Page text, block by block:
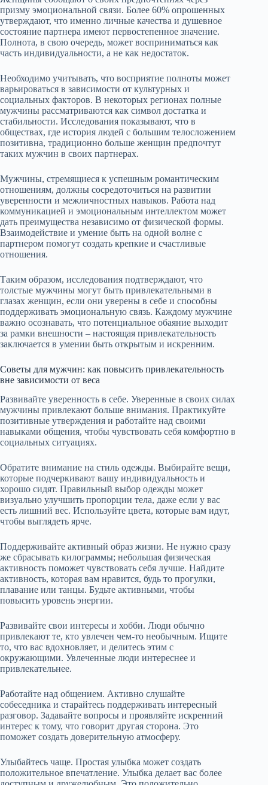
призму эмоциональной связи. Более 60% опрошенных
утверждают, что именно личные качества и душевное
состояние партнера имеют первостепенное значение.
Полнота, в свою очередь, может восприниматься как
часть индивидуальности, а не как недостаток.
Необходимо учитывать, что восприятие полноты может
варьироваться в зависимости от культурных и
социальных факторов. В некоторых регионах полные
мужчины рассматриваются как символ достатка и
стабильности. Исследования показывают, что в
обществах, где история людей с большим телосложением
позитивна, традиционно больше женщин предпочтут
таких мужчин в своих партнерах.
Мужчины, стремящиеся к успешным романтическим
отношениям, должны сосредоточиться на развитии
уверенности и межличностных навыков. Работа над
коммуникацией и эмоциональным интеллектом может
дать преимущества независимо от физической формы.
Взаимодействие и умение быть на одной волне с
партнером помогут создать крепкие и счастливые
отношения.
Таким образом, исследования подтверждают, что
толстые мужчины могут быть привлекательными в
глазах женщин, если они уверены в себе и способны
поддерживать эмоциональную связь. Каждому мужчине
важно осознавать, что потенциальное обаяние выходит
за рамки внешности – настоящая привлекательность
заключается в умении быть открытым и искренним.
Советы для мужчин: как повысить привлекательность
вне зависимости от веса
Развивайте уверенность в себе. Уверенные в своих силах
мужчины привлекают больше внимания. Практикуйте
позитивные утверждения и работайте над своими
навыками общения, чтобы чувствовать себя комфортно в
социальных ситуациях.
Обратите внимание на стиль одежды. Выбирайте вещи,
которые подчеркивают вашу индивидуальность и
хорошо сидят. Правильный выбор одежды может
визуально улучшить пропорции тела, даже если у вас
есть лишний вес. Используйте цвета, которые вам идут,
чтобы выглядеть ярче.
Поддерживайте активный образ жизни. Не нужно сразу
же сбрасывать килограммы; небольшая физическая
активность поможет чувствовать себя лучше. Найдите
активность, которая вам нравится, будь то прогулки,
плавание или танцы. Будьте активными, чтобы
повысить уровень энергии.
Развивайте свои интересы и хобби. Люди обычно
привлекают те, кто увлечен чем-то необычным. Ищите
то, что вас вдохновляет, и делитесь этим с
окружающими. Увлеченные люди интереснее и
привлекательнее.
Работайте над общением. Активно слушайте
собеседника и старайтесь поддерживать интересный
разговор. Задавайте вопросы и проявляйте искренний
интерес к тому, что говорит другая сторона. Это
поможет создать доверительную атмосферу.
Улыбайтесь чаще. Простая улыбка может создать
положительное впечатление. Улыбка делает вас более